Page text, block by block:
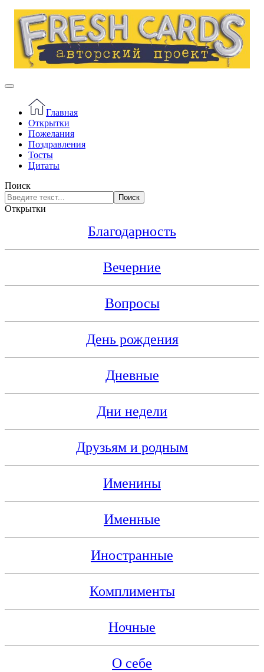
Главная
Открытки
Пожелания
Поздравления
Тосты
Цитаты
Поиск
Поиск
Открытки
Благодарность
Вечерние
Вопросы
День рождения
Дневные
Дни недели
Друзьям и родным
Именины
Именные
Иностранные
Комплименты
Ночные
О себе